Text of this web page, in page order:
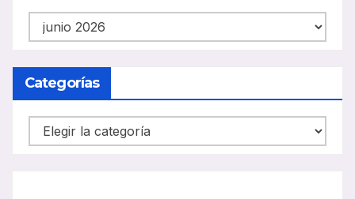
NOTICIAS
CARRIL
BUS
Categorías
Categorías